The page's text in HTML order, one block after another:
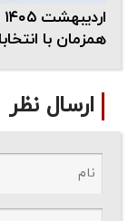
همزمان با
ارسال نظر